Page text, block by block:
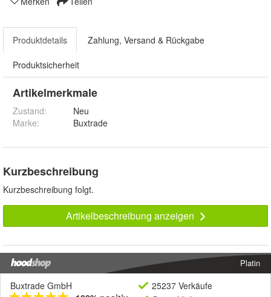
Produktdetails Zahlung, Versand & Rückgabe
Produktsicherheit
Artikelmerkmale
Zustand:
Neu
Marke:
Buxtrade
Kurzbeschreibung
Kurzbeschreibung folgt.
Artikelbeschreibung anzeigen
Platin
Buxtrade GmbH
25237 Verkäufe